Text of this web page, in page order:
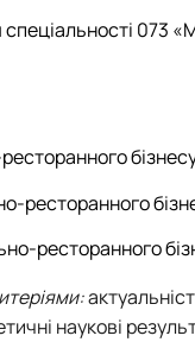
073
ресторанного
ресторанного
наукові